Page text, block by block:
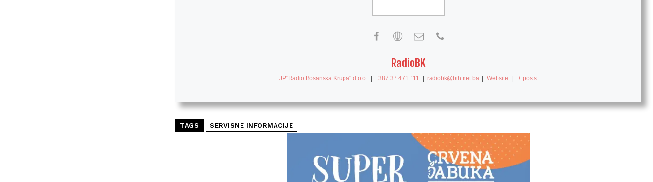
RadioBK
JP"Radio Bosanska Krupa" d.o.o. | +387 37 471 111 | radiobk@bih.net.ba | Website | + posts
TAGS SERVISNE INFORMACIJE